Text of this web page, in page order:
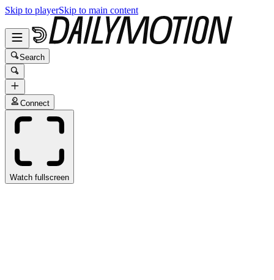
Skip to playerSkip to main content
Search
Connect
Watch fullscreen